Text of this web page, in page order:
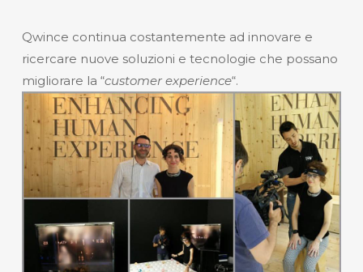
Qwince continua costantemente ad innovare e
ricercare nuove soluzioni e tecnologie che possano
migliorare la “customer experience“.